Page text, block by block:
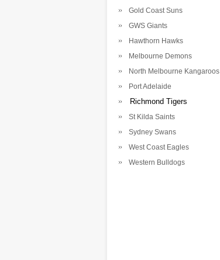
Gold Coast Suns
GWS Giants
Hawthorn Hawks
Melbourne Demons
North Melbourne Kangaroos
Port Adelaide
Richmond Tigers
St Kilda Saints
Sydney Swans
West Coast Eagles
Western Bulldogs